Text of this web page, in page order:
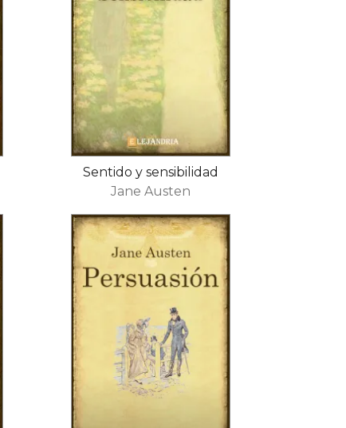
Sentido y sensibilidad
Jane Austen